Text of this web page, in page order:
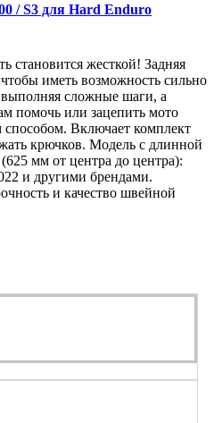
/ S3 для Hard Enduro
становится жесткой! Задняя
иметь возможность сильно
выполняя сложные шаги, а
помочь или зацепить мото
Включает комплект
крючков. Модель с длинной
мм от центра до центра):
и другими брендами.
и качество швейной